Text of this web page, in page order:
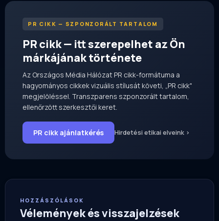
PR CIKK — SZPONZORÁLT TARTALOM
PR cikk — itt szerepelhet az Ön
márkájának története
Az Országos Média Hálózat PR cikk-formátuma a
hagyományos cikkek vizuális stílusát követi, „PR cikk"
megjelöléssel. Transzparens szponzorált tartalom,
ellenőrzött szerkesztői keret.
PR cikk ajánlatkérés Hirdetési etikai elveink ›
HOZZÁSZÓLÁSOK
Vélemények és visszajelzések